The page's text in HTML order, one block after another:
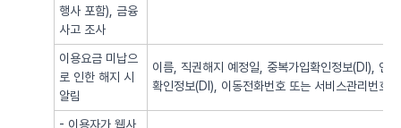
행사 포함), 금융
사고 조사
이용요금 미납으
로 인한 해지 시
알림
이름, 직권해지 예정일, 중복가입확인정보(DI), 연
확인정보(DI), 이동전화번호 또는 서비스관리번호
- 이용자가 웹사